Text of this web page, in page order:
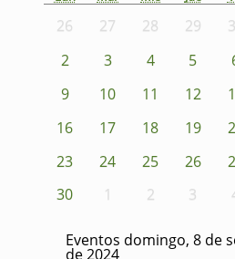
26 27 28 29
2
3 4 5
9
10 11 12
16
17 18 19
23
24 25 26
30
1 2 3
Eventos domingo, 8 de
de 2024